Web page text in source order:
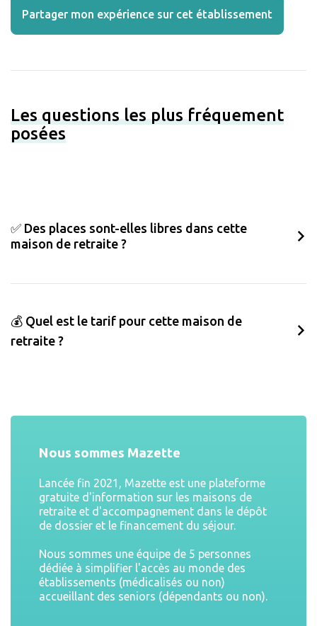
Partager mon expérience sur cet établissement
Les questions les plus fréquement
posées
✅ Des places sont-elles libres dans cette
maison de retraite ?
💰 Quel est le tarif pour cette maison de
retraite ?
Nous sommes Mazette
Lancée fin 2021, Mazette est une plateforme
gratuite d'information sur les maisons de
retraite et d'accompagnement dans le dépôt
de dossier et le financement du séjour.
Nous sommes une équipe de 5 personnes
dédiée à simplifier l'accès au monde des
établissements (médicalisés ou non)
accueillant des seniors (dépendants ou non).